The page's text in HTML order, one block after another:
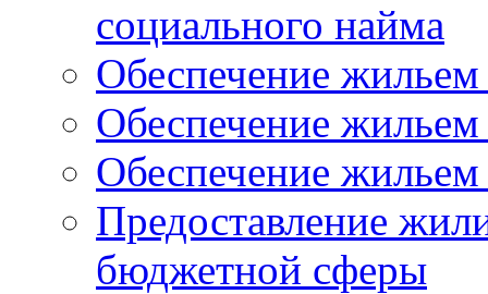
социального найма
Обеспечение
Обеспечение
Обеспечение жильем
Предоставление
бюджетной сферы